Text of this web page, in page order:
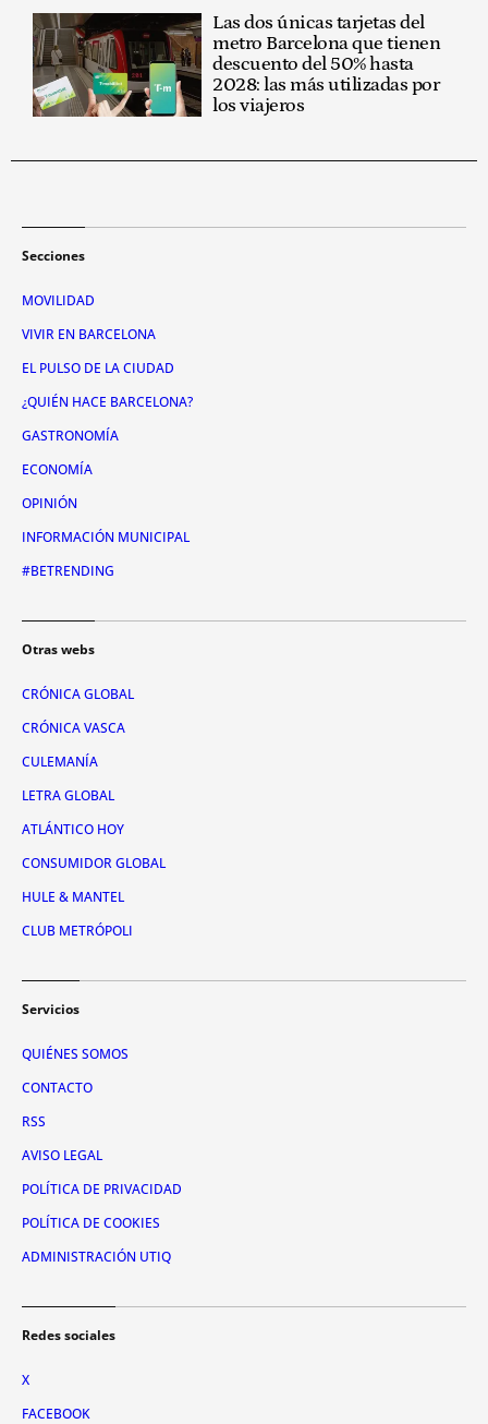
Las dos únicas tarjetas del
metro Barcelona que tienen
descuento del 50% hasta
2028: las más utilizadas por
los viajeros
Secciones
MOVILIDAD
VIVIR EN BARCELONA
EL PULSO DE LA CIUDAD
¿QUIÉN HACE BARCELONA?
GASTRONOMÍA
ECONOMÍA
OPINIÓN
INFORMACIÓN MUNICIPAL
#BETRENDING
Otras webs
CRÓNICA GLOBAL
CRÓNICA VASCA
CULEMANÍA
LETRA GLOBAL
ATLÁNTICO HOY
CONSUMIDOR GLOBAL
HULE & MANTEL
CLUB METRÓPOLI
Servicios
QUIÉNES SOMOS
CONTACTO
RSS
AVISO LEGAL
POLÍTICA DE PRIVACIDAD
POLÍTICA DE COOKIES
ADMINISTRACIÓN UTIQ
Redes sociales
X
FACEBOOK